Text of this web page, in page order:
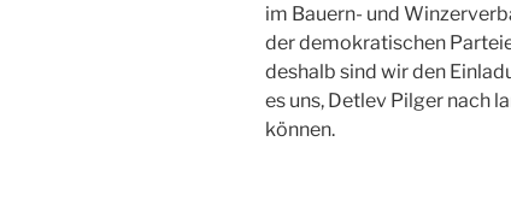
im Bauern- und
der demokratischen
deshalb sind wir den
es uns, Detlev Pilger nach
können.